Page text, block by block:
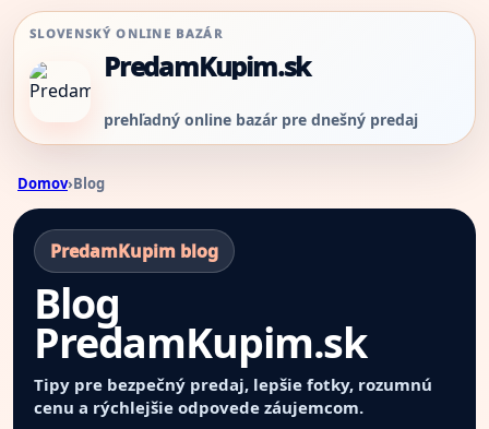
SLOVENSKÝ ONLINE BAZÁR
PredamKupim.sk
prehľadný online bazár pre dnešný predaj
Domov›Blog
PredamKupim blog
Blog
PredamKupim.sk
Tipy pre bezpečný predaj, lepšie fotky, rozumnú
cenu a rýchlejšie odpovede záujemcom.